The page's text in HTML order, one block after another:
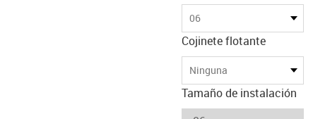
06
Cojinete flotante
Ninguna
Tamaño de instalación